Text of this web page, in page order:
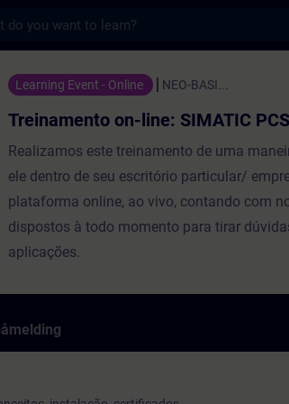
line: SIMATIC PCS NEO
Learning Event - Online NEO-BASI...
Treinamento on-line: SIMATIC
Realizamos este treinamento de uma
ele dentro de seu escritório particular/
plataforma online, ao vivo, contando com
dispostos à todo momento para tirar
aplicações.